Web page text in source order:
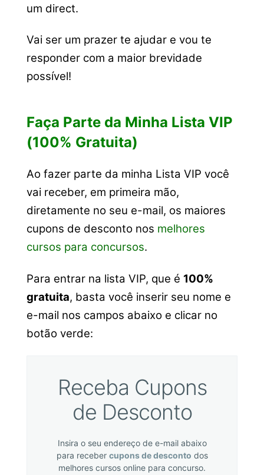
um direct.
Vai ser um prazer te ajudar e vou te
responder com a maior brevidade
possível!
Faça Parte da Minha Lista VIP
(100% Gratuita)
Ao fazer parte da minha Lista VIP você
vai receber, em primeira mão,
diretamente no seu e-mail, os maiores
cupons de desconto nos melhores
cursos para concursos.
Para entrar na lista VIP, que é 100%
gratuita, basta você inserir seu nome e
e-mail nos campos abaixo e clicar no
botão verde:
Receba Cupons
de Desconto
Insira o seu endereço de e-mail abaixo
para receber cupons de desconto dos
melhores cursos online para concurso.